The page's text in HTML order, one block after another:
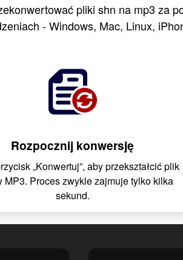
pliki shn na mp3 za
- Windows, Mac, Linux,
Rozpocznij konwersję
„Konwertuj”, aby przekształcić plik
MP3. Proces zwykle zajmuje tylko kilka
sekund.